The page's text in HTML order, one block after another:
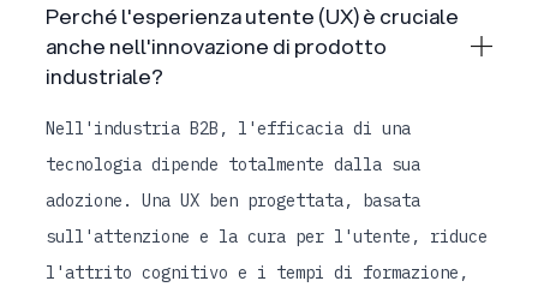
Perché l'esperienza utente (UX) è cruciale
anche nell'innovazione di prodotto
industriale?
Nell'industria B2B, l'efficacia di una
tecnologia dipende totalmente dalla sua
adozione. Una UX ben progettata, basata
sull'attenzione e la cura per l'utente, riduce
l'attrito cognitivo e i tempi di formazione,